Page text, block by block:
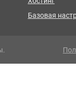
Базовая